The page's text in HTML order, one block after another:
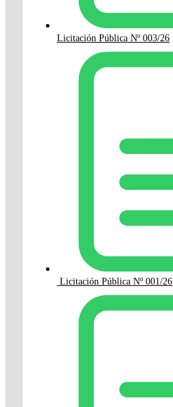
Licitación Pública Nº 003/26
Licitación Pública Nº 001/26